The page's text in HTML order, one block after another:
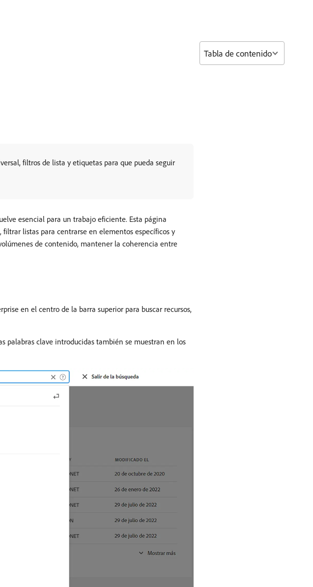
filtros de lista y etiquetas para que pueda seguir
esencial para un trabajo eficiente. Esta página
listas para centrarse en elementos específicos y
de contenido, mantener la coherencia entre
en el centro de la barra superior para buscar recursos,
palabras clave introducidas también se muestran en los
Tabla de contenido